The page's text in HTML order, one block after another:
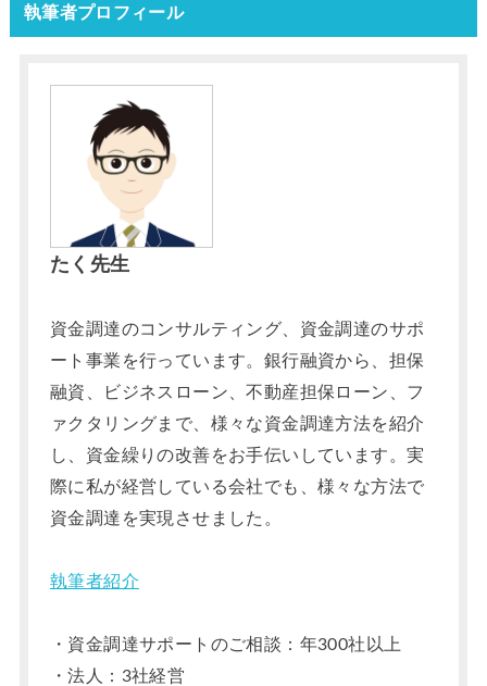
執筆者プロフィール
たく先生
資金調達のコンサルティング、資金調達のサポ
ート事業を行っています。銀行融資から、担保
融資、ビジネスローン、不動産担保ローン、フ
ァクタリングまで、様々な資金調達方法を紹介
し、資金繰りの改善をお手伝いしています。実
際に私が経営している会社でも、様々な方法で
資金調達を実現させました。
執筆者紹介
・資金調達サポートのご相談：年300社以上
・法人：3社経営